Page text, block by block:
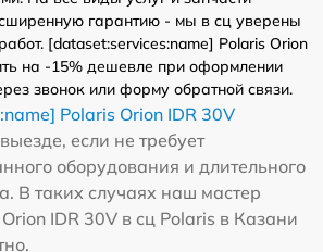
гарантию - мы в сц уверены
[dataset:services:name] Polaris Orion
на -15% дешевле при оформлении
звонок или форму обратной связи.
Polaris Orion IDR 30V
если не требует
оборудования и длительного
В таких случаях наш мастер
IDR 30V в сц Polaris в Казани